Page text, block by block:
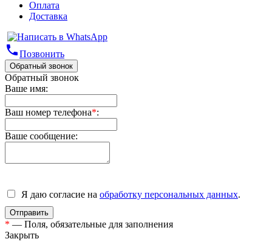
Оплата
Доставка
phoneПозвонить
Обратный звонок
Обратный звонок
Ваше имя:
Ваш номер телефона*:
Ваше сообщение:
Я даю согласие на обработку персональных данных.
* — Поля, обязательные для заполнения
Закрыть